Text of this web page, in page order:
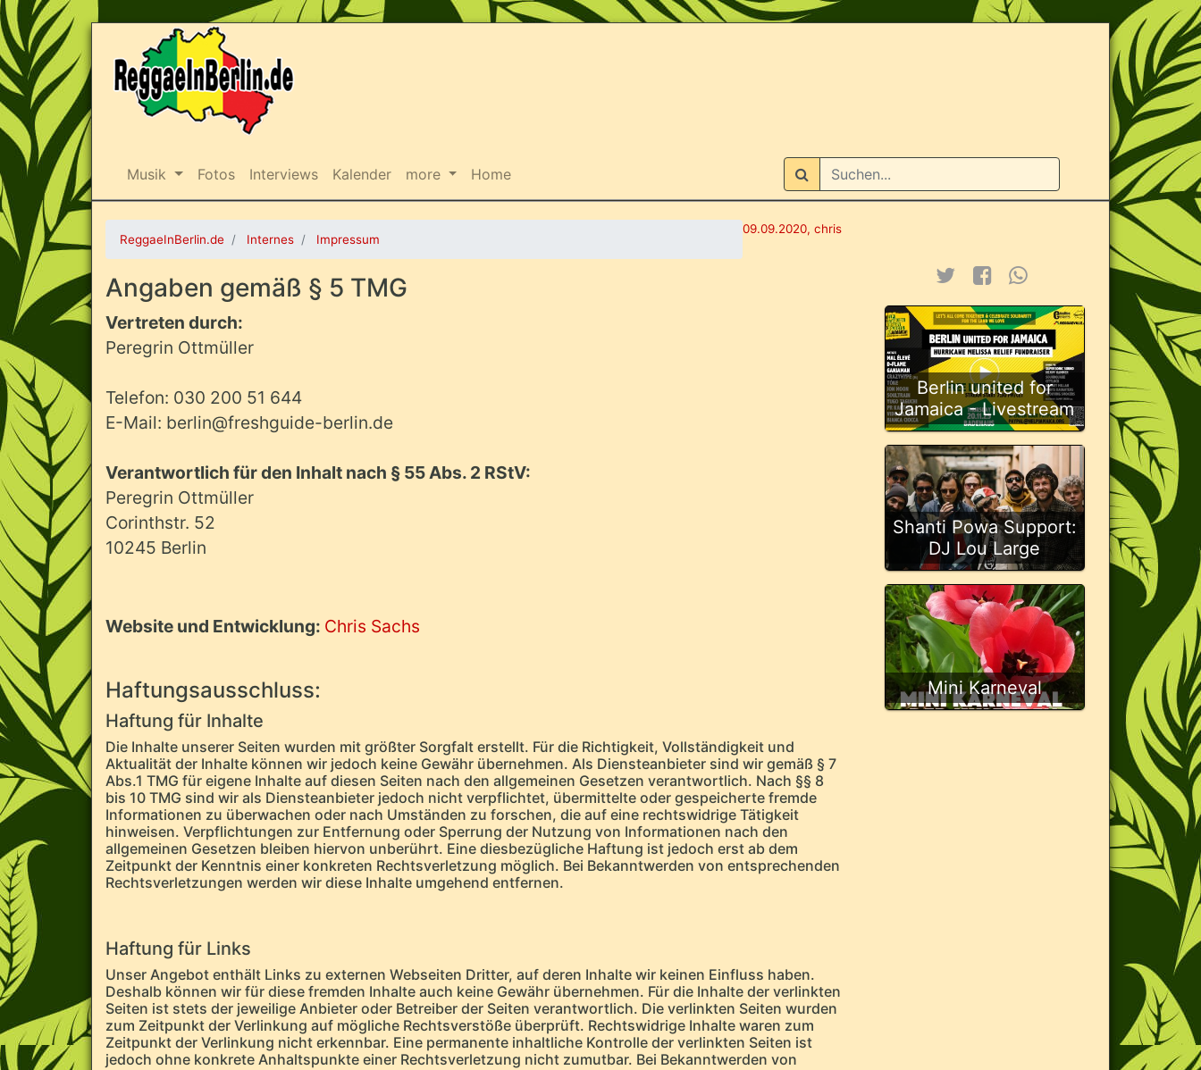
Musik Fotos Interviews Kalender more Home
Suchen
09.09.2020, chris
ReggaeInBerlin.de Internes Impressum
Angaben gemäß § 5 TMG
Vertreten durch:
Peregrin Ottmüller
Telefon: 030 200 51 644
E-Mail: berlin@freshguide-berlin.de
Verantwortlich für den Inhalt nach § 55 Abs. 2 RStV:
Peregrin Ottmüller
Corinthstr. 52
10245 Berlin
Website und Entwicklung: Chris Sachs
Haftungsausschluss:
Haftung für Inhalte
Die Inhalte unserer Seiten wurden mit größter Sorgfalt erstellt. Für die Richtigkeit, Vollständigkeit und
Aktualität der Inhalte können wir jedoch keine Gewähr übernehmen. Als Diensteanbieter sind wir gemäß § 7
Abs.1 TMG für eigene Inhalte auf diesen Seiten nach den allgemeinen Gesetzen verantwortlich. Nach §§ 8
bis 10 TMG sind wir als Diensteanbieter jedoch nicht verpflichtet, übermittelte oder gespeicherte fremde
Informationen zu überwachen oder nach Umständen zu forschen, die auf eine rechtswidrige Tätigkeit
hinweisen. Verpflichtungen zur Entfernung oder Sperrung der Nutzung von Informationen nach den
allgemeinen Gesetzen bleiben hiervon unberührt. Eine diesbezügliche Haftung ist jedoch erst ab dem
Zeitpunkt der Kenntnis einer konkreten Rechtsverletzung möglich. Bei Bekanntwerden von entsprechenden
Rechtsverletzungen werden wir diese Inhalte umgehend entfernen.
Haftung für Links
Unser Angebot enthält Links zu externen Webseiten Dritter, auf deren Inhalte wir keinen Einfluss haben.
Deshalb können wir für diese fremden Inhalte auch keine Gewähr übernehmen. Für die Inhalte der verlinkten
Seiten ist stets der jeweilige Anbieter oder Betreiber der Seiten verantwortlich. Die verlinkten Seiten wurden
zum Zeitpunkt der Verlinkung auf mögliche Rechtsverstöße überprüft. Rechtswidrige Inhalte waren zum
Zeitpunkt der Verlinkung nicht erkennbar. Eine permanente inhaltliche Kontrolle der verlinkten Seiten ist
jedoch ohne konkrete Anhaltspunkte einer Rechtsverletzung nicht zumutbar. Bei Bekanntwerden von
Berlin united for
Jamaica - Livestream
Shanti Powa Support:
DJ Lou Large
Mini Karneval